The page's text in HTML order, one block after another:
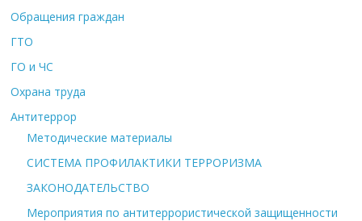
Обращения граждан
ГТО
ГО и ЧС
Охрана труда
Антитеррор
Методические материалы
СИСТЕМА ПРОФИЛАКТИКИ ТЕРРОРИЗМА
ЗАКОНОДАТЕЛЬСТВО
Мероприятия по антитеррористической защищенности